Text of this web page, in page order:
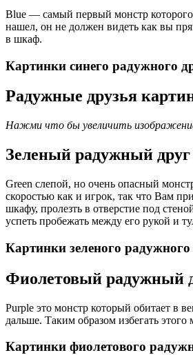
Blue — самый первый монстр которого
нашел, он не должен видеть как вы
в шкаф.
Картинки синего радужного
Радужные друзья
Нажми что бы увеличить
Зеленый радужный
Green слепой, но очень опасный
скоростью как и игрок, так что Вам
шкафу, пролезть в отверстие под
успеть пробежать между его рукой и
Картинки зеленого радужного
Фиолетовый радужный
Purple это монстр который обитает в
дальше. Таким образом избегать
Картинки фиолетового